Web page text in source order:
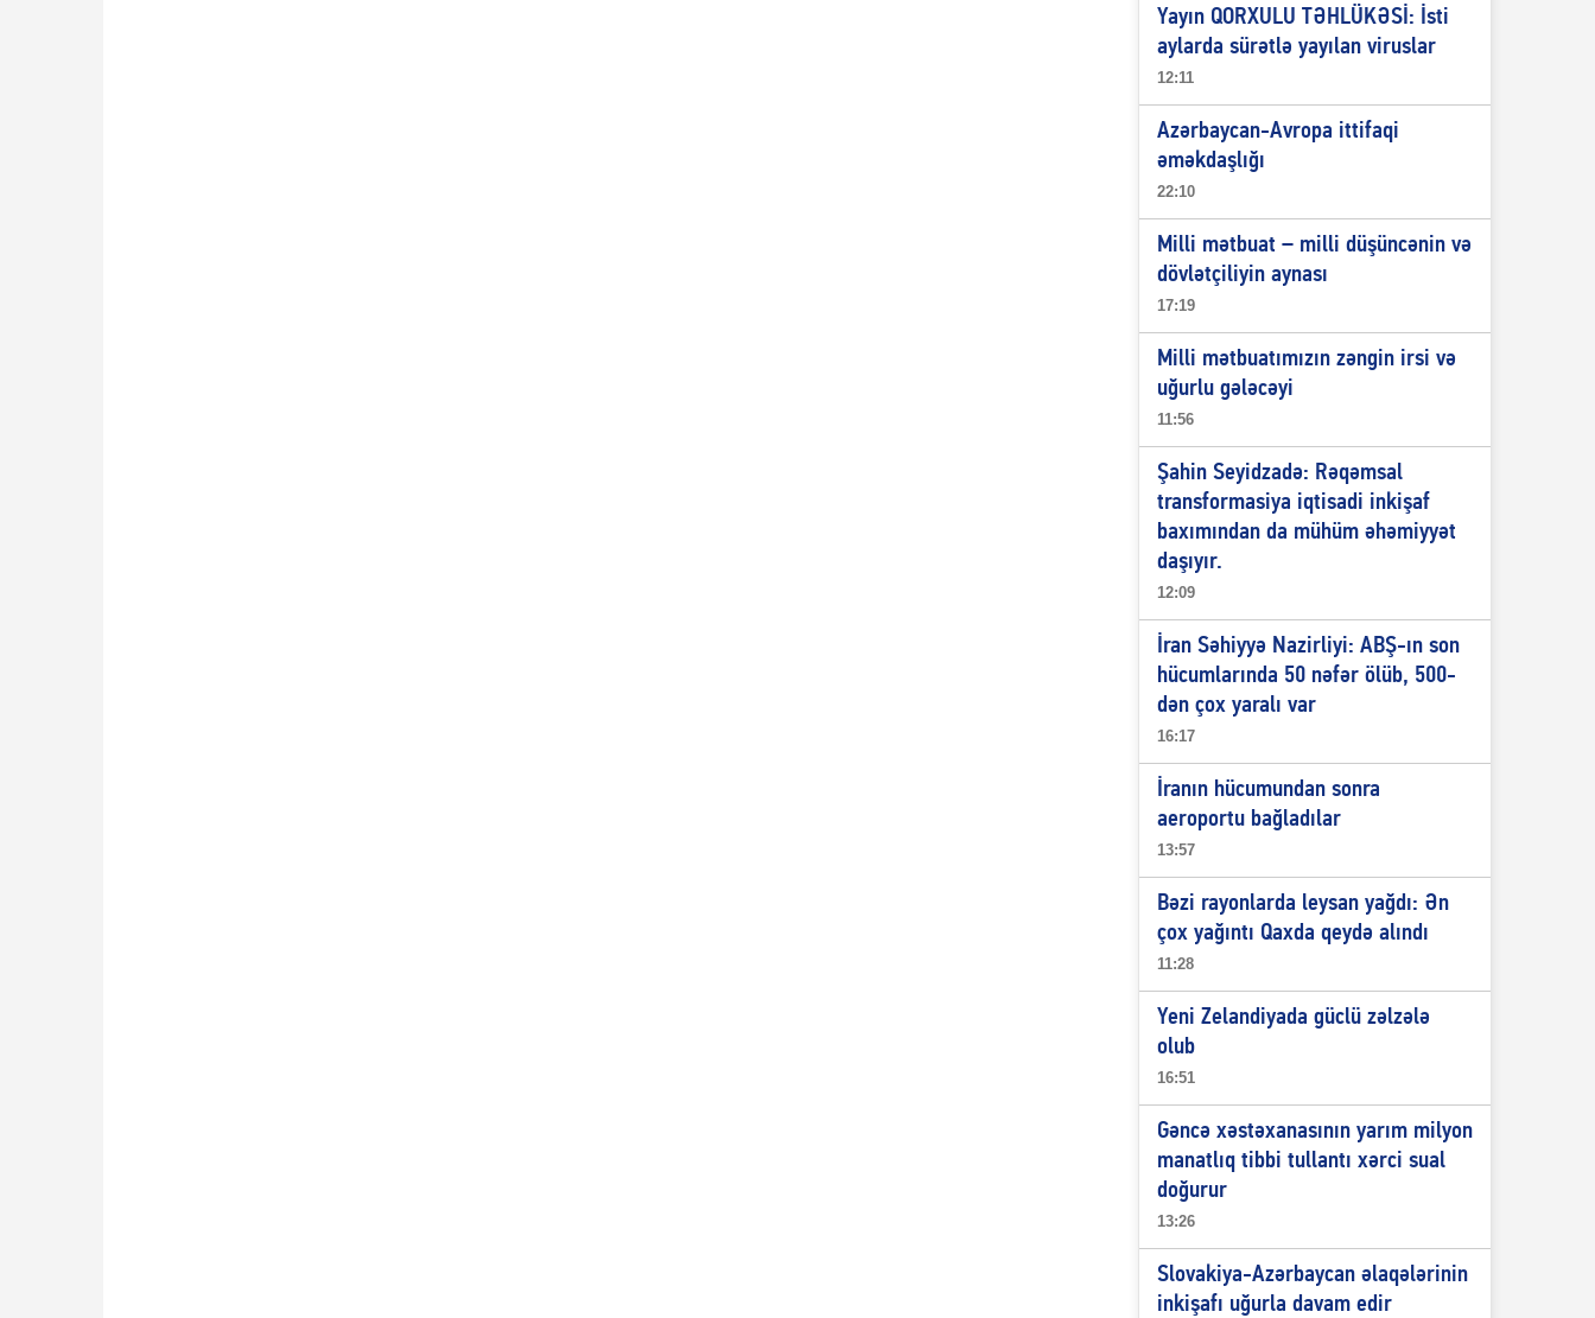
Yayın QORXULU TƏHLÜKƏSİ: İsti
aylarda sürətlə yayılan viruslar
12:11
Azərbaycan-Avropa ittifaqi
əməkdaşlığı
22:10
Milli mətbuat – milli düşüncənin və
dövlətçiliyin aynası
17:19
Milli mətbuatımızın zəngin irsi və
uğurlu gələcəyi
11:56
Şahin Seyidzadə: Rəqəmsal
transformasiya iqtisadi inkişaf
baxımından da mühüm əhəmiyyət
daşıyır.
12:09
İran Səhiyyə Nazirliyi: ABŞ-ın son
hücumlarında 50 nəfər ölüb, 500-
dən çox yaralı var
16:17
İranın hücumundan sonra
aeroportu bağladılar
13:57
Bəzi rayonlarda leysan yağdı: Ən
çox yağıntı Qaxda qeydə alındı
11:28
Yeni Zelandiyada güclü zəlzələ
olub
16:51
Gəncə xəstəxanasının yarım milyon
manatlıq tibbi tullantı xərci sual
doğurur
13:26
Slovakiya-Azərbaycan əlaqələrinin
inkişafı uğurla davam edir